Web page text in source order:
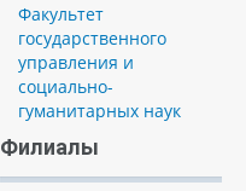
Факультет
государственного
управления и
социально-
гуманитарных наук
Филиалы